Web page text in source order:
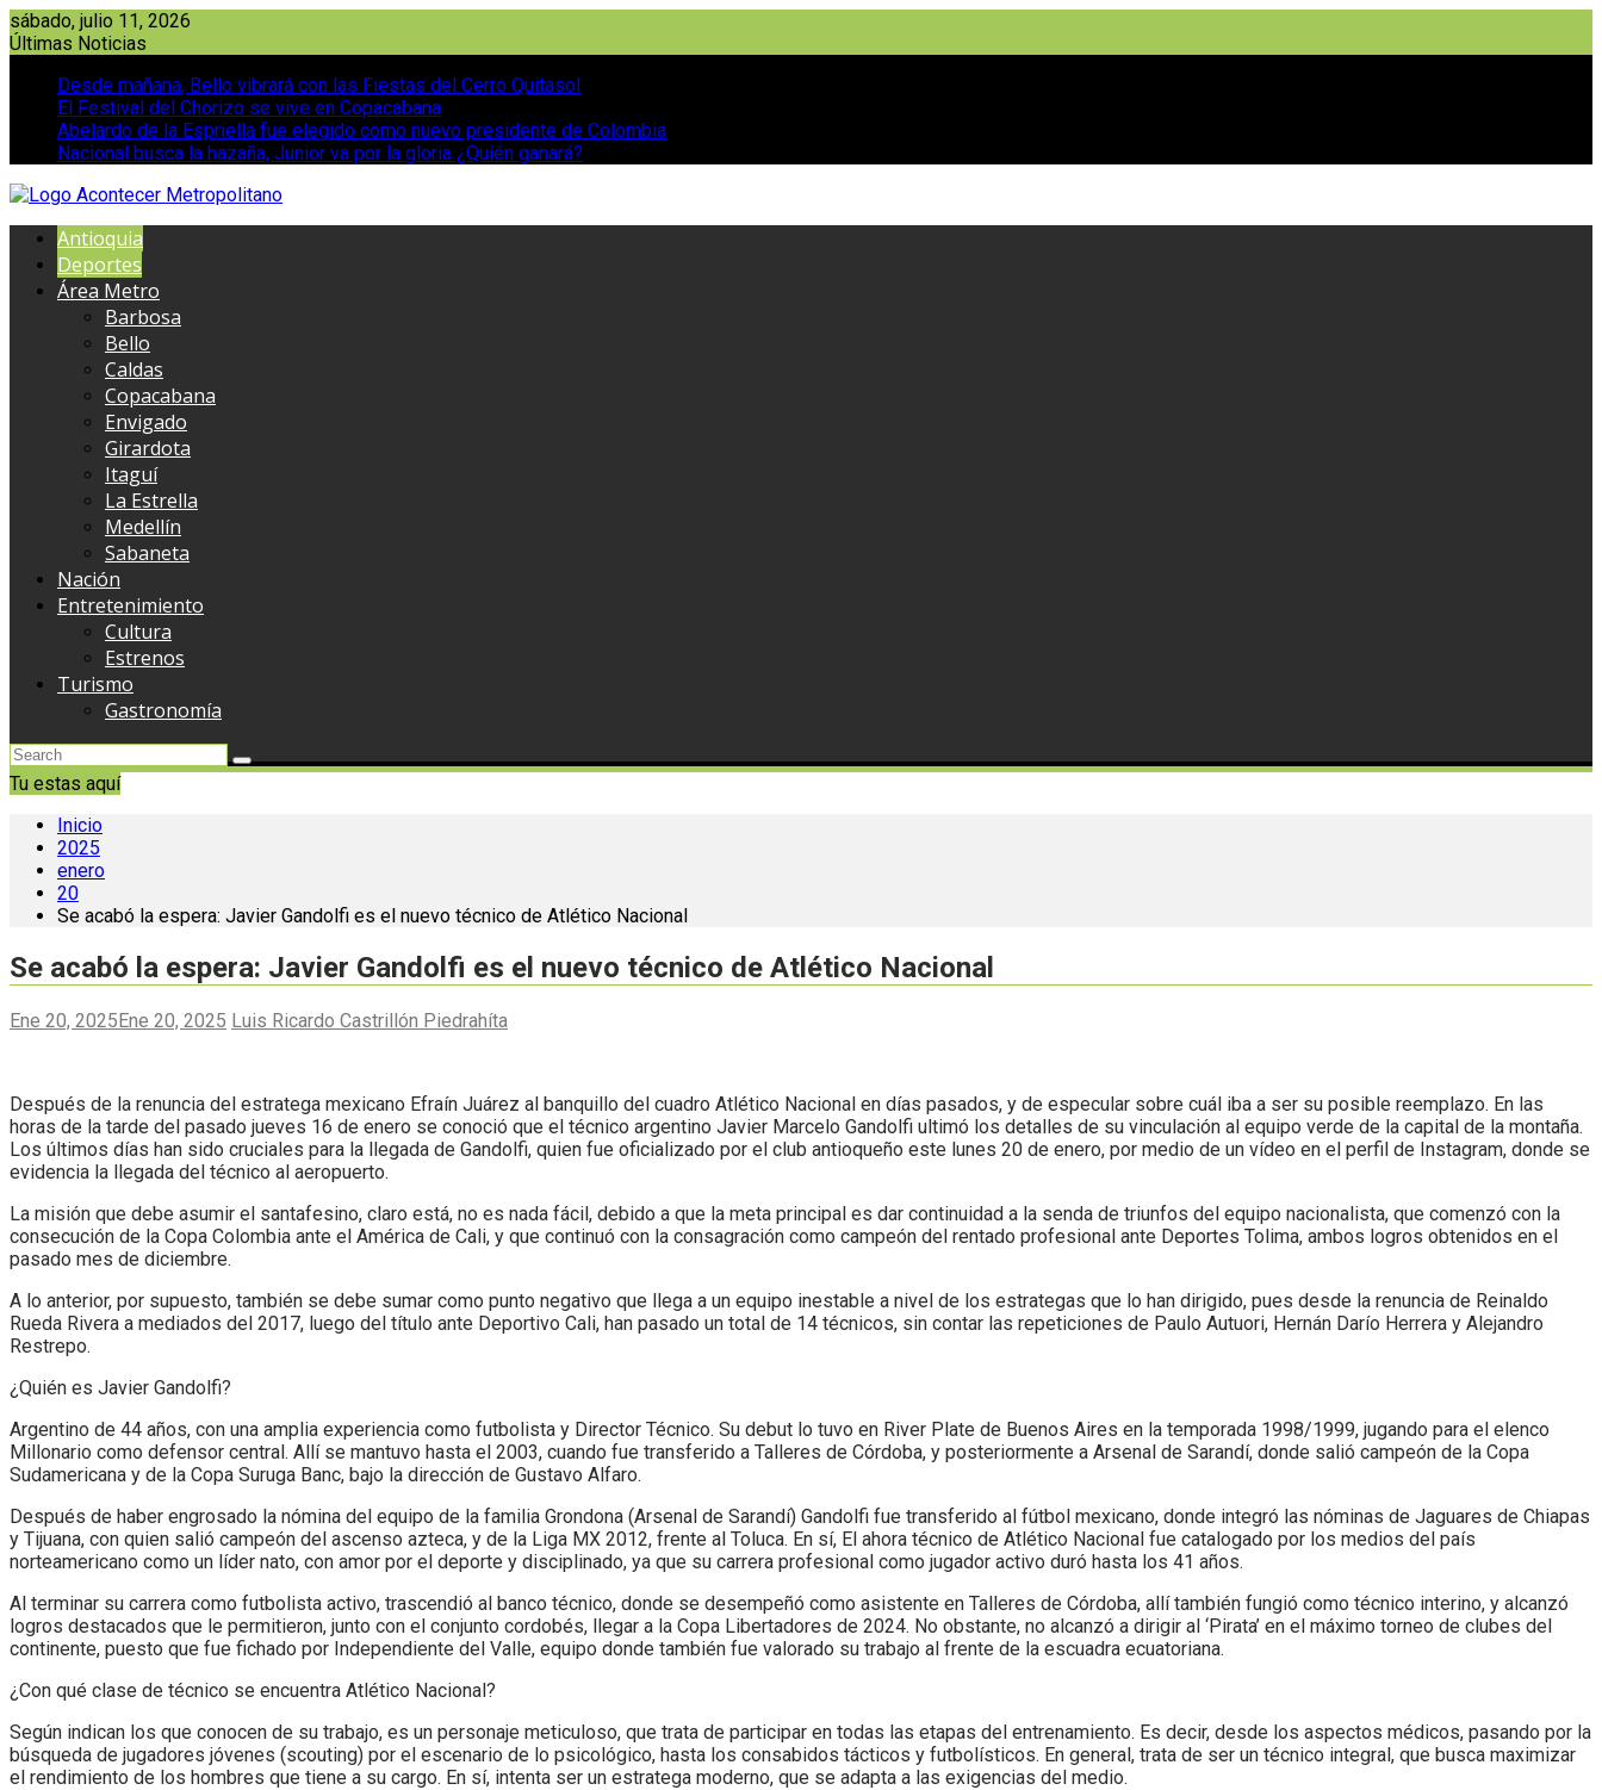
Saltar
al
sábado, julio 11, 2026
Últimas Noticias
Desde mañana, Bello vibrará con las Fiestas del Cerro Quitasol
El Festival del Chorizo se vive en Copacabana
Abelardo de la Espriella fue elegido como nuevo presidente de Colombia
Nacional busca la hazaña, Junior va por la gloria ¿Quién ganará?
Antioquia
Deportes
Área Metro
Barbosa
Bello
Caldas
Copacabana
Envigado
Girardota
Itaguí
La Estrella
Medellín
Sabaneta
Nación
Entretenimiento
Cultura
Estrenos
Turismo
Gastronomía
Tu estas aquí
Inicio
2025
enero
20
Se acabó la espera: Javier Gandolfi es el nuevo técnico de Atlético Nacional
Se acabó la espera: Javier Gandolfi es el nuevo técnico de Atlético Nacional
Ene 20, 2025Ene 20, 2025 Luis Ricardo Castrillón Piedrahíta
Después de la renuncia del estratega mexicano Efraín Juárez al banquillo del cuadro Atlético Nacional en días pasados, y de especular sobre cuál iba a ser su posible reemplazo. En las
horas de la tarde del pasado jueves 16 de enero se conoció que el técnico argentino Javier Marcelo Gandolfi ultimó los detalles de su vinculación al equipo verde de la capital de la montaña.
Los últimos días han sido cruciales para la llegada de Gandolfi, quien fue oficializado por el club antioqueño este lunes 20 de enero, por medio de un vídeo en el perfil de Instagram, donde se
evidencia la llegada del técnico al aeropuerto.
La misión que debe asumir el santafesino, claro está, no es nada fácil, debido a que la meta principal es dar continuidad a la senda de triunfos del equipo nacionalista, que comenzó con la
consecución de la Copa Colombia ante el América de Cali, y que continuó con la consagración como campeón del rentado profesional ante Deportes Tolima, ambos logros obtenidos en el
pasado mes de diciembre.
A lo anterior, por supuesto, también se debe sumar como punto negativo que llega a un equipo inestable a nivel de los estrategas que lo han dirigido, pues desde la renuncia de Reinaldo
Rueda Rivera a mediados del 2017, luego del título ante Deportivo Cali, han pasado un total de 14 técnicos, sin contar las repeticiones de Paulo Autuori, Hernán Darío Herrera y Alejandro
Restrepo.
¿Quién es Javier Gandolfi?
Argentino de 44 años, con una amplia experiencia como futbolista y Director Técnico. Su debut lo tuvo en River Plate de Buenos Aires en la temporada 1998/1999, jugando para el elenco
Millonario como defensor central. Allí se mantuvo hasta el 2003, cuando fue transferido a Talleres de Córdoba, y posteriormente a Arsenal de Sarandí, donde salió campeón de la Copa
Sudamericana y de la Copa Suruga Banc, bajo la dirección de Gustavo Alfaro.
Después de haber engrosado la nómina del equipo de la familia Grondona (Arsenal de Sarandí) Gandolfi fue transferido al fútbol mexicano, donde integró las nóminas de Jaguares de Chiapas
y Tijuana, con quien salió campeón del ascenso azteca, y de la Liga MX 2012, frente al Toluca. En sí, El ahora técnico de Atlético Nacional fue catalogado por los medios del país
norteamericano como un líder nato, con amor por el deporte y disciplinado, ya que su carrera profesional como jugador activo duró hasta los 41 años.
Al terminar su carrera como futbolista activo, trascendió al banco técnico, donde se desempeñó como asistente en Talleres de Córdoba, allí también fungió como técnico interino, y alcanzó
logros destacados que le permitieron, junto con el conjunto cordobés, llegar a la Copa Libertadores de 2024. No obstante, no alcanzó a dirigir al ‘Pirata’ en el máximo torneo de clubes del
continente, puesto que fue fichado por Independiente del Valle, equipo donde también fue valorado su trabajo al frente de la escuadra ecuatoriana.
¿Con qué clase de técnico se encuentra Atlético Nacional?
Según indican los que conocen de su trabajo, es un personaje meticuloso, que trata de participar en todas las etapas del entrenamiento. Es decir, desde los aspectos médicos, pasando por la
búsqueda de jugadores jóvenes (scouting) por el escenario de lo psicológico, hasta los consabidos tácticos y futbolísticos. En general, trata de ser un técnico integral, que busca maximizar
el rendimiento de los hombres que tiene a su cargo. En sí, intenta ser un estratega moderno, que se adapta a las exigencias del medio.